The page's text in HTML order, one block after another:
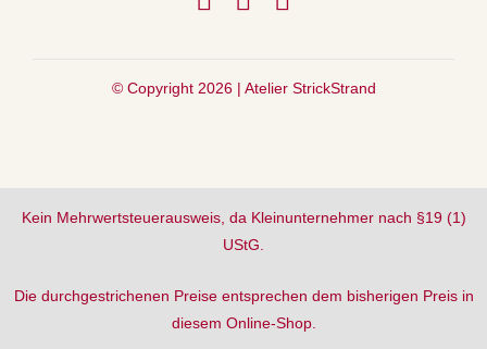
© Copyright 2026 | Atelier StrickStrand
Kein Mehrwertsteuerausweis, da Kleinunternehmer nach §19 (1)
UStG.
Die durchgestrichenen Preise entsprechen dem bisherigen Preis in
diesem Online-Shop.